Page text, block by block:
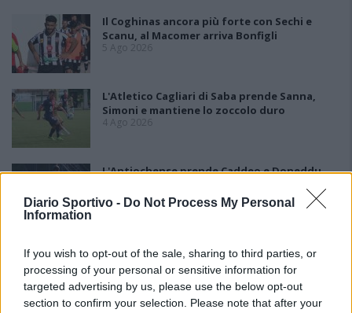
Diario Sportivo - Do Not Process My Personal
Information
If you wish to opt-out of the sale, sharing to third parties, or
processing of your personal or sensitive information for
targeted advertising by us, please use the below opt-out
section to confirm your selection. Please note that after your
Il Coghinas ancora più forte con Sechi e
Scanu, al Macomer arriva Bonfigli
5 Ago 2026
L'Atletico Cagliari di Saba prende Sanna,
Simoni e mantiene lo zoccolo duro
4 Ago 2026
L'Antiochense prende Caddeo e Doneddu,
Firinu e Frongia
2 Ago 2026
Fadda, altro colpo Coghinas con Samuele
Pinna
2 Ago 2026